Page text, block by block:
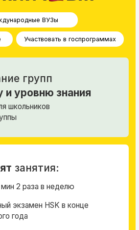
плану обучения
1-2 раза в неделю
диагностика